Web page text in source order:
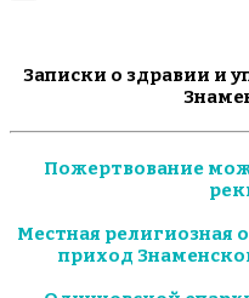
Записки о здравии и
Пожертвование
Местная религиозная
приход